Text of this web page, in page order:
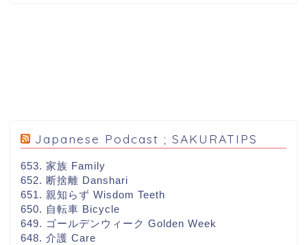
Japanese Podcast ; SAKURATIPS
653. 家族 Family
652. 断捨離 Danshari
651. 親知らず Wisdom Teeth
650. 自転車 Bicycle
649. ゴールデンウィーク Golden Week
648. 介護 Care